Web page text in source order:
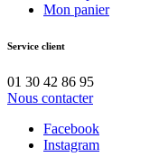
Mon panier
Service client
01 30 42 86 95
Nous contacter
Facebook
Instagram